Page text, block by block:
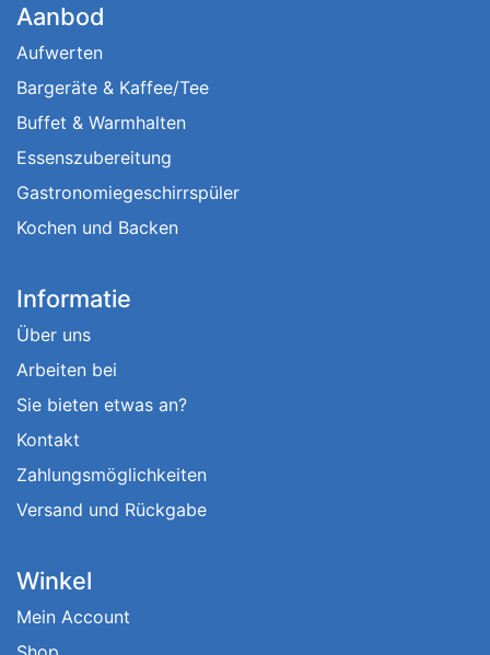
Aanbod
Aufwerten
Bargeräte & Kaffee/Tee
Buffet & Warmhalten
Essenszubereitung
Gastronomiegeschirrspüler
Kochen und Backen
Informatie
Über uns
Arbeiten bei
Sie bieten etwas an?
Kontakt
Zahlungsmöglichkeiten
Versand und Rückgabe
Winkel
Mein Account